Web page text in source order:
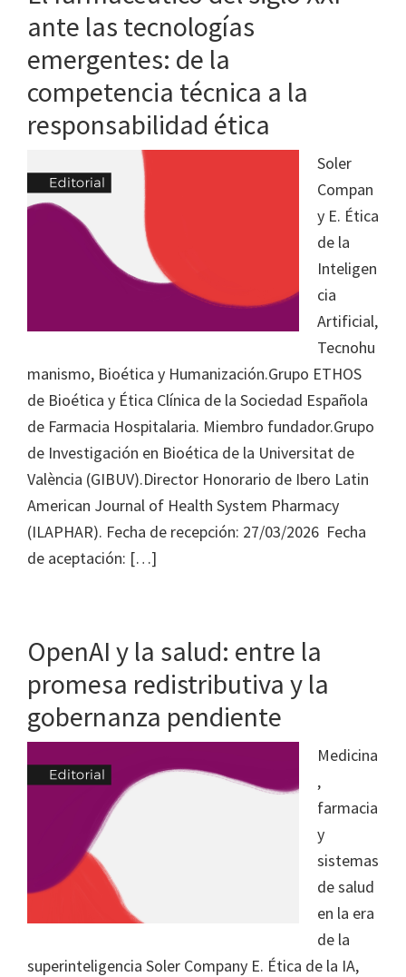
ante las tecnologías
emergentes: de la
competencia técnica a la
responsabilidad ética
Soler
Compan
y E. Ética
de la
Inteligen
cia
Artificial,
Tecnohu
manismo, Bioética y Humanización.Grupo ETHOS
de Bioética y Ética Clínica de la Sociedad Española
de Farmacia Hospitalaria. Miembro fundador.Grupo
de Investigación en Bioética de la Universitat de
València (GIBUV).Director Honorario de Ibero Latin
American Journal of Health System Pharmacy
(ILAPHAR). Fecha de recepción: 27/03/2026 Fecha
de aceptación: […]
OpenAI y la salud: entre la
promesa redistributiva y la
gobernanza pendiente
Medicina
,
farmacia
y
sistemas
de salud
en la era
de la
superinteligencia Soler Company E. Ética de la IA,